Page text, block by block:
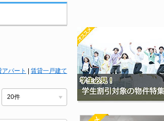
アパート 賃貸一戸建て